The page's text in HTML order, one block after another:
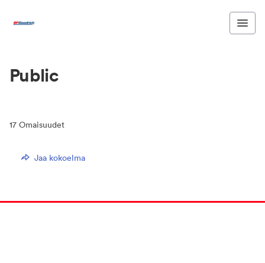
Public
17 Omaisuudet
Jaa kokoelma